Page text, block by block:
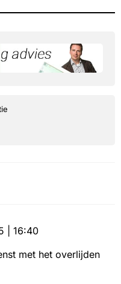
| 16:40
met het overlijden